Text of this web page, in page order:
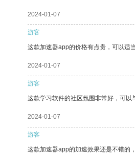
2024-01-07
游客
这款加速器app的价格有点贵，可以适
2024-01-07
游客
这款学习软件的社区氛围非常好，可以
2024-01-07
游客
这款加速器app的加速效果还是不错的